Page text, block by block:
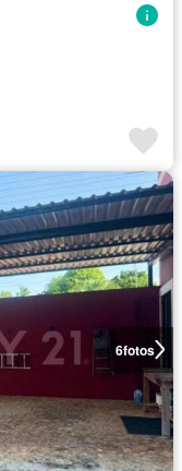
6fotos